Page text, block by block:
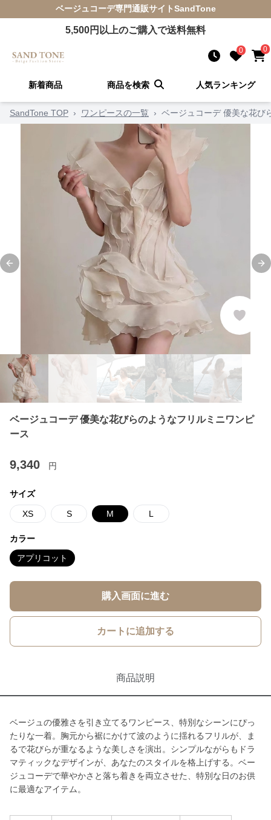
ベージュコーデ専門通販サイトSandTone
5,500円以上のご購入で送料無料
0 0
新着商品 商品を検索 人気ランキング
SandTone TOP › ワンピースの一覧 › ベージュコーデ 優美な花び
Previous slide
ベージュコーデ 優美な花びらのようなフリルミニワンピ
ース
9,340 円
サイズ
XS S M L
カラー
アプリコット
購入画面に進む
カートに追加する
商品説明
ベージュの優雅さを引き立てるワンピース、特別なシーンにぴっ
たりな一着。胸元から裾にかけて波のように揺れるフリルが、ま
るで花びらが重なるような美しさを演出。シンプルながらもドラ
マティックなデザインが、あなたのスタイルを格上げする。ベー
ジュコーデで華やかさと落ち着きを両立させた、特別な日のお供
に最適なアイテム。